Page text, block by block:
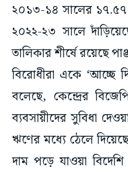
২০১৩-১৪ সালের ১৭.৫৭
২০২২-২৩ সালে
তালিকার শীর্ষে রয়েছে
বিরোধীরা একে
বলেছে, কেন্দ্রের
ব্যবসায়ীদের সুবিধা
ঋণের মধ্যে ঠেলে
দাম পড়ে যাওয়া